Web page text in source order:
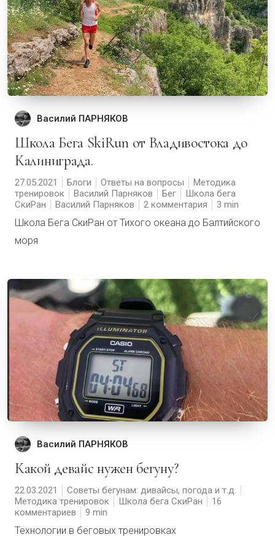
Василий ПАРНЯКОВ
Школа Бега SkiRun от Владивостока до
Калиниграда.
27.05.2021 Блоги Ответы на вопросы
Методика
тренировок
Василий Парняков Бег
Школа бега
СкиРан
Василий Парняков 2 комментария 3
Школа Бега СкиРан от Тихого океана до Балтийского
моря
Василий ПАРНЯКОВ
Какой девайс нужен бегуну?
22.03.2021
Советы бегунам: дивайсы, погода и т.д.
Методика тренировок
Школа бега СкиРан
16
комментариев
9
Технологии в беговых тренировках